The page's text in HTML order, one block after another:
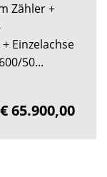
Zähler +
Einzelachse
50...
€ 65.900,00